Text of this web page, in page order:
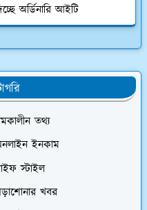
অর্ডিনারি আইটি
তথ্য
ইনকাম
স্টাইল
খবর